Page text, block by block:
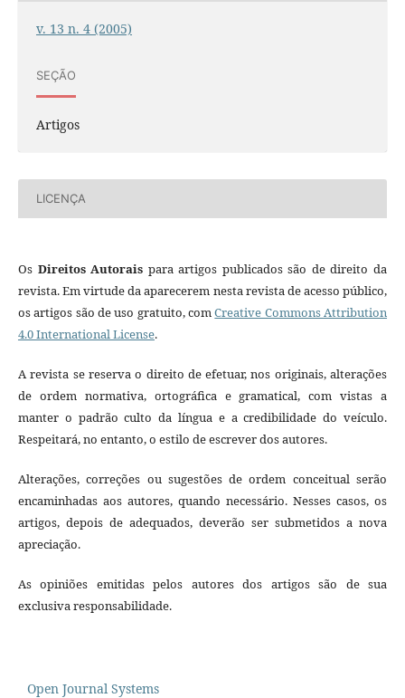
v. 13 n. 4 (2005)
SEÇÃO
Artigos
LICENÇA
Os Direitos Autorais para artigos publicados são de direito da
revista. Em virtude da aparecerem nesta revista de acesso público,
os artigos são de uso gratuito, comCreative Commons Attribution
4.0 International License.
A revista se reserva o direito de efetuar, nos originais, alterações
de ordem normativa, ortográfica e gramatical, com vistas a
manter o padrão culto da língua e a credibilidade do veículo.
Respeitará, no entanto, o estilo de escrever dos autores.
Alterações, correções ou sugestões de ordem conceitual serão
encaminhadas aos autores, quando necessário. Nesses casos, os
artigos, depois de adequados, deverão ser submetidos a nova
apreciação.
As opiniões emitidas pelos autores dos artigos são de sua
exclusiva responsabilidade.
Open Journal Systems